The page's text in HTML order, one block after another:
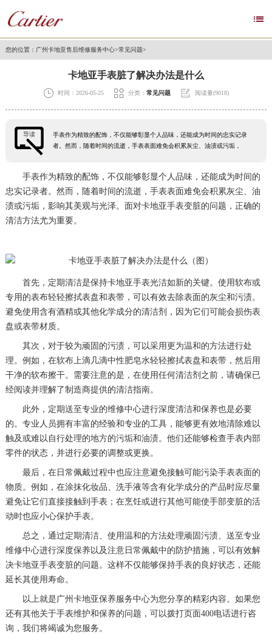

您的位置： 广州卡地亚售后维修服务中心>常见问题>
卡地亚手表脏了解决办法是什么
 时间：2026-05-25  分类： 常见问题  阅读量(9018)
导读
手表作为精致的配饰，不仅能够彰显个人品味，还能成为时间的忠实记录
者。然而，随着时间的流逝，手表表面难免会积累灰尘、油渍或污垢，
手表作为精致的配饰，不仅能够彰显个人品味，还能成为时间的
忠实记录者。然而，随着时间的流逝，手表表面难免会积累灰尘、油
渍或污垢，影响其美观与光泽。面对卡地亚手表变脏的问题，正确的
清洁方法尤为重要。
首先，定期清洁是保持卡地亚手表光洁如新的关键。使用软布或
专用的表布轻轻擦拭表盘和表带，可以有效去除表面的灰尘和污渍。
避免使用含有酒精或其他化学成分的清洁剂，因为它们可能会损伤表
盘或表带材质。
其次，对于较为顽固的污渍，可以采用更为温和的方法进行处
理。例如，在软布上滴几滴中性肥皂水轻轻擦拭表盘和表带，然后用
干净的软布擦干。需要注意的是，在使用任何清洁剂之前，请确保已
经阅读并理解了制造商提供的清洁指南。
此外，定期送至专业的维修中心进行深度清洁和保养也是必要
的。专业人员拥有丰富的经验和专业的工具，能够更有效地清除难以
触及或难以自行处理的地方的污垢和油渍。他们还能够检查手表内部
零件的状态，并进行必要的调整或更换。
最后，在日常佩戴过程中也应注意避免接触可能污染手表表面的
物质。例如，在涂抹化妆品、洗手液等含有化学成分的产品时应尽量
避免让它们直接接触到手表；在烹饪或进行其他可能使手部变脏的活
动时也应小心保护手表。
总之，通过定期清洁、使用温和的方法处理顽固污渍、送至专业
维修中心进行深度保养以及注意日常佩戴中的防护措施，可以有效解
决卡地亚手表变脏的问题。这样不仅能够保持手表的良好状态，还能
延长其使用寿命。
以上就是 广州卡地亚保养服务中心为您分享的精彩内容。如果您
还有其他关于手表维护和保养的问题，可以拨打页面400电话进行咨
询，我们将竭诚为您服务。